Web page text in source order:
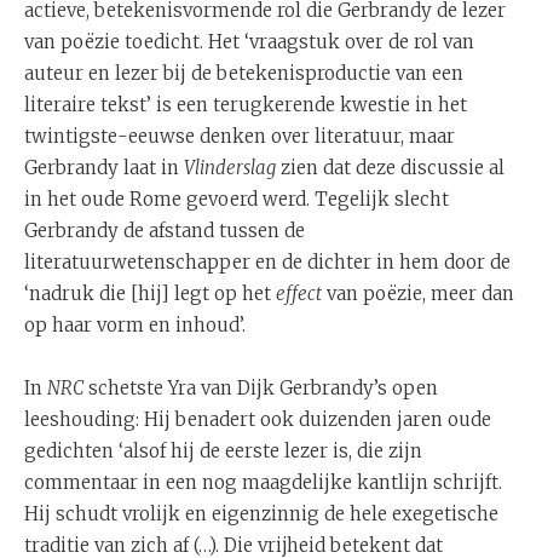
actieve, betekenisvormende rol die Gerbrandy de lezer
van poëzie toedicht. Het ‘vraagstuk over de rol van
auteur en lezer bij de betekenisproductie van een
literaire tekst’ is een terugkerende kwestie in het
twintigste-eeuwse denken over literatuur, maar
Gerbrandy laat in Vlinderslag zien dat deze discussie al
in het oude Rome gevoerd werd. Tegelijk slecht
Gerbrandy de afstand tussen de
literatuurwetenschapper en de dichter in hem door de
‘nadruk die [hij] legt op het effect van poëzie, meer dan
op haar vorm en inhoud’.
In NRCschetste Yra van Dijk Gerbrandy’s open
leeshouding: Hij benadert ook duizenden jaren oude
gedichten ‘alsof hij de eerste lezer is, die zijn
commentaar in een nog maagdelijke kantlijn schrijft.
Hij schudt vrolijk en eigenzinnig de hele exegetische
traditie van zich af (…). Die vrijheid betekent dat